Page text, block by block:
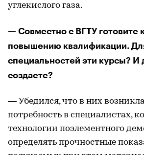
углекислого газа.
— Совместно с ВГТУ готовите
повышению квалификации.
специальностей эти курсы? И
создаете?
— Убедился, что в них
потребность в специалистах,
технологии поэлементного
определять прочностные